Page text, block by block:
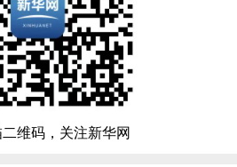
维码，关注新华网